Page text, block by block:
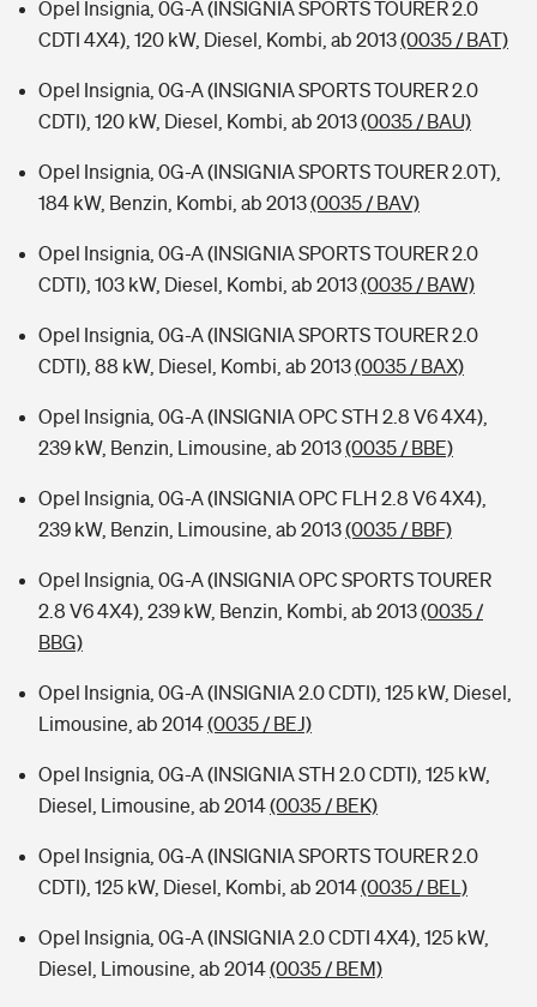
Opel Insignia, 0G-A (INSIGNIA SPORTS TOURER 2.0
CDTI 4X4), 120 kW, Diesel, Kombi, ab 2013(0035 / BAT)
Opel Insignia, 0G-A (INSIGNIA SPORTS TOURER 2.0
CDTI), 120 kW, Diesel, Kombi, ab 2013(0035 / BAU)
Opel Insignia, 0G-A (INSIGNIA SPORTS TOURER 2.0T),
184 kW, Benzin, Kombi, ab 2013(0035 / BAV)
Opel Insignia, 0G-A (INSIGNIA SPORTS TOURER 2.0
CDTI), 103 kW, Diesel, Kombi, ab 2013(0035 / BAW)
Opel Insignia, 0G-A (INSIGNIA SPORTS TOURER 2.0
CDTI), 88 kW, Diesel, Kombi, ab 2013(0035 / BAX)
Opel Insignia, 0G-A (INSIGNIA OPC STH 2.8 V6 4X4),
239 kW, Benzin, Limousine, ab 2013(0035 / BBE)
Opel Insignia, 0G-A (INSIGNIA OPC FLH 2.8 V6 4X4),
239 kW, Benzin, Limousine, ab 2013(0035 / BBF)
Opel Insignia, 0G-A (INSIGNIA OPC SPORTS TOURER
2.8 V6 4X4), 239 kW, Benzin, Kombi, ab 2013(0035 /
BBG)
Opel Insignia, 0G-A (INSIGNIA 2.0 CDTI), 125 kW, Diesel,
Limousine, ab 2014(0035 / BEJ)
Opel Insignia, 0G-A (INSIGNIA STH 2.0 CDTI), 125 kW,
Diesel, Limousine, ab 2014(0035 / BEK)
Opel Insignia, 0G-A (INSIGNIA SPORTS TOURER 2.0
CDTI), 125 kW, Diesel, Kombi, ab 2014(0035 / BEL)
Opel Insignia, 0G-A (INSIGNIA 2.0 CDTI 4X4), 125 kW,
Diesel, Limousine, ab 2014(0035 / BEM)